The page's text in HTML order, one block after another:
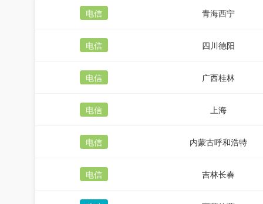
电信 青海西宁
电信 四川德阳
电信 广西桂林
电信 上海
电信 内蒙古呼和浩特
电信 吉林长春